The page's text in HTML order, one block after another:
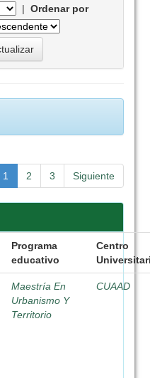
|Ordenar por
1 2 3 Siguiente
Programa
educativo
Centro
Maestría En
Urbanismo Y
Territorio
CUAAD